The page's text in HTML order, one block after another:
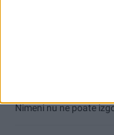
Nimeni nu ne poate